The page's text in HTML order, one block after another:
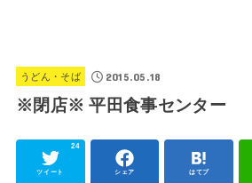
うどん・そば 2015.05.18
※閉店※ 平田食事センター
ツイート
24
シェア はてブ